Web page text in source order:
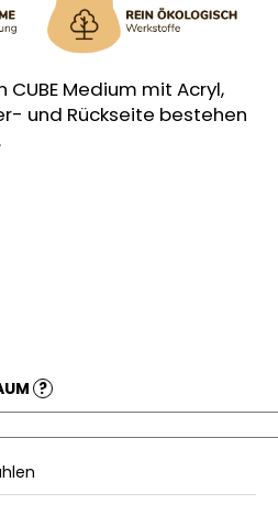
Medium mit Acryl,
und Rückseite bestehen
?